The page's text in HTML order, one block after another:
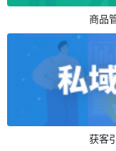
商品
获客